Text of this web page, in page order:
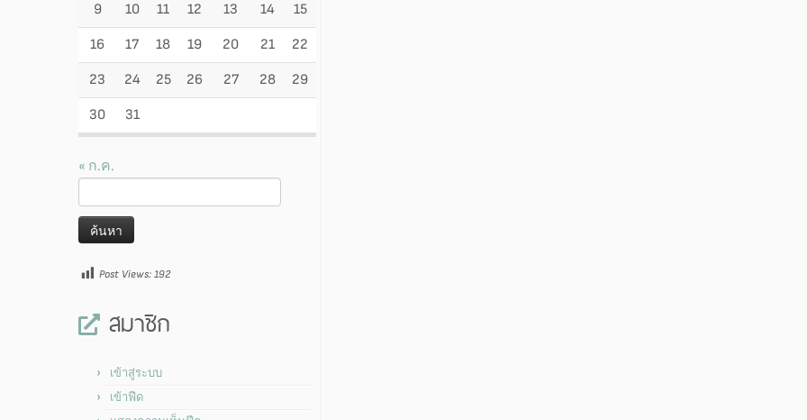
9 10 11 12 13 14 15
16 17 18 19 20 21 22
23 24 25 26 27 28 29
30 31
« ก.ค.
สำหรับ:
Post Views: 192
สมาชิก
เข้าสู่ระบบ
เข้าฟีด